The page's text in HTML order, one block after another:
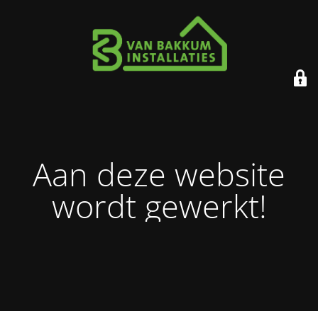
Aan deze website
wordt gewerkt!